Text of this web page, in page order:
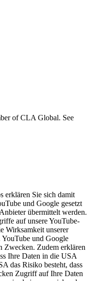
of CLA Global. See
erklären Sie sich damit
und Google gesetzt
übermittelt werden.
auf unsere YouTube-
Wirksamkeit unserer
und Google
Zwecken. Zudem erklären
Ihre Daten in die USA
das Risiko besteht, dass
Zugriff auf Ihre Daten